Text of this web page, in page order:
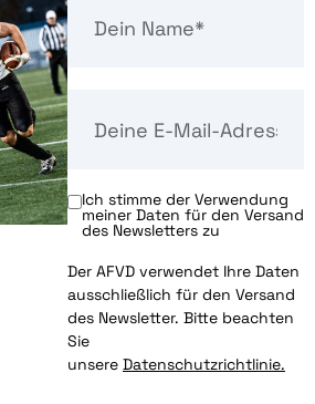
Ich stimme der Verwendung
meiner Daten für den Versand
des Newsletters zu
Der AFVD verwendet Ihre Daten
ausschließlich für den Versand
des Newsletter. Bitte beachten
Sie
unsere Datenschutzrichtlinie.